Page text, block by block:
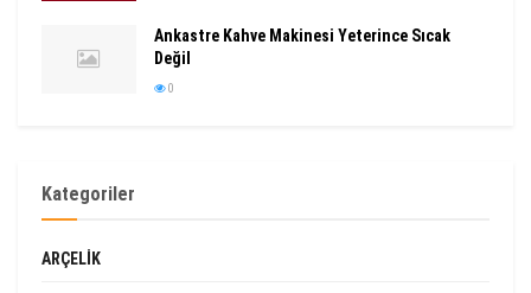
Ankastre Kahve Makinesi Yeterince Sıcak
Değil
0
Kategoriler
ARÇELIK